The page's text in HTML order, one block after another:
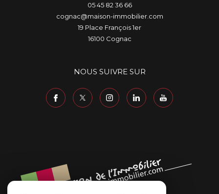
05 45 82 36 66
cognac@maison-immobilier.com
19 Place François 1er
16100
cognac
NOUS SUIVRE SUR